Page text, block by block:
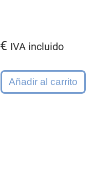
€ IVA incluido
Añadir al carrito